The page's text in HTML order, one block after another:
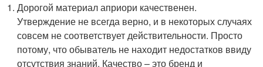
Дорогой материал априори качественен.
Утверждение не всегда верно, и в некоторых случаях
совсем не соответствует действительности. Просто
потому, что обыватель не находит недостатков ввиду
отсутствия знаний. Качество – это бренд и